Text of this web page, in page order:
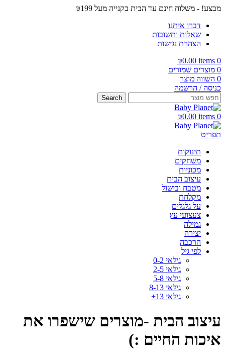
מבצע! - משלוח חינם עד הבית בקנייה מעל ₪199
דברו איתנו
שאלות ותשובות
הצהרת נגישות
0
items
₪0.00
0 מוצרים שמורים
0 השווה מוצר
כניסה / הרשמה
Search
0
items
₪0.00
תפריט
תינוקות
משחקים
מכוניות
עיצוב הבית
מטבח ובישול
מקלחת
על גלגלים
צעצועי עץ
גמילה
יצירה
הרכבה
לפי גיל
גילאי 0-2
גילאי 2-5
גילאי 5-8
גילאי 8-13
גילאי 13+
עיצוב הבית -מוצרים שישפרו את
איכות החיים :)